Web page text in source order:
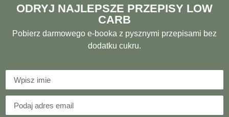
ODRYJ NAJLEPSZE PRZEPISY LOW
CARB
Pobierz darmowego e-booka z pysznymi przepisami bez
dodatku cukru.